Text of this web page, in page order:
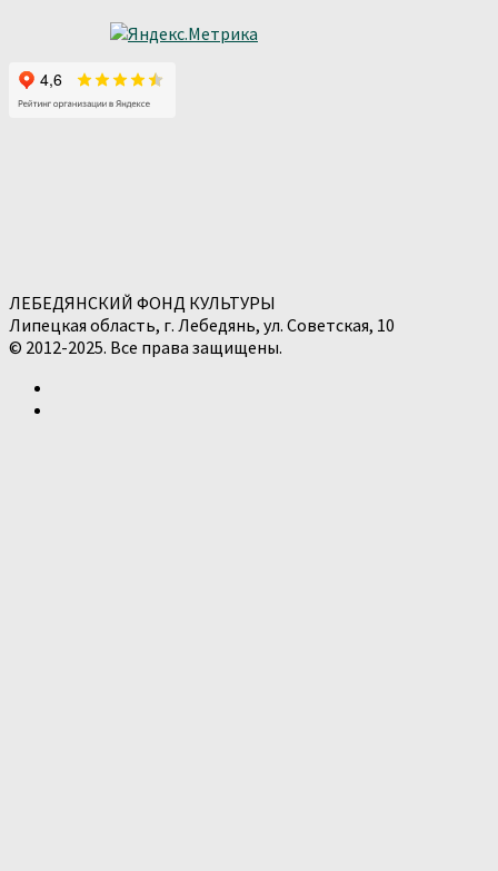
ЛЕБЕДЯНСКИЙ ФОНД КУЛЬТУРЫ
Липецкая область, г. Лебедянь, ул. Советская, 10
© 2012-2025. Все права защищены.